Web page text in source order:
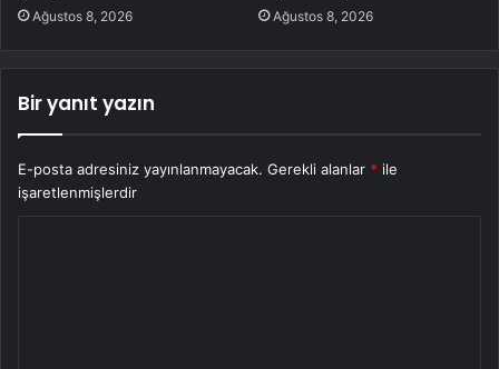
Ağustos 8, 2026 Ağustos 8, 2026
Bir yanıt yazın
E-posta adresiniz yayınlanmayacak. Gerekli alanlar * ile
işaretlenmişlerdir